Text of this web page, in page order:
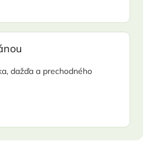
dažďa a prechodného